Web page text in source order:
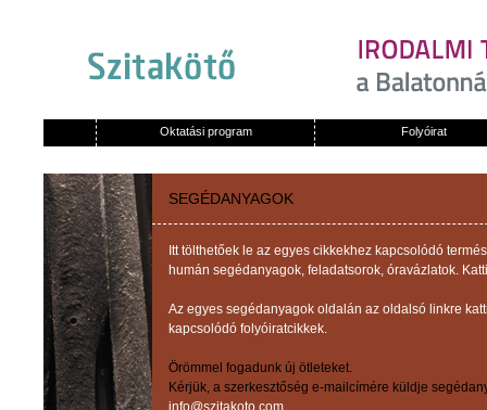
Oktatási program Folyóirat
SEGÉDANYAGOK
Itt tölthetőek le az egyes cikkekhez kapcsolódó
humán segédanyagok, feladatsorok, óravázlatok.
Az egyes segédanyagok oldalán az oldalsó linkre
kapcsolódó folyóiratcikkek.
Örömmel fogadunk új ötleteket.
Kérjük, a szerkesztőség e-mailcímére küldje
info@szitakoto.com